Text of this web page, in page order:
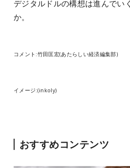
デジタルドルの構想は進んでい
か。
コメント:竹田匡宏(あたらしい経済編集部)
イメージ:(inkoly)
おすすめコンテンツ